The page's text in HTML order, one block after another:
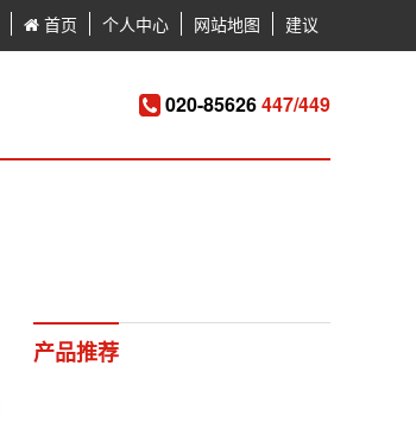
首页 个人中心 网站地图 建议
020-85626447/449
产品推荐